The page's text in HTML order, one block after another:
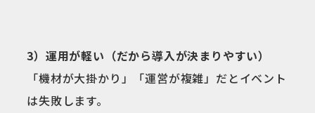
3）運用が軽い（だから導入が決まりやすい）
「機材が大掛かり」「運営が複雑」だとイベント
は失敗します。